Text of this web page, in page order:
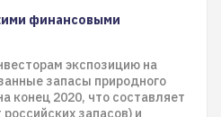
финансовыми
экспозицию на
запасы природного
конец 2020, что составляет
запасов) и